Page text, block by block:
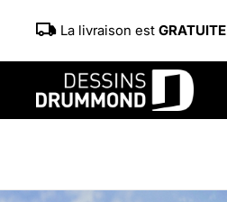
La livraison est GRATUITE